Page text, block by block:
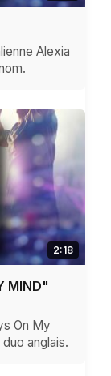
Alexia
2:18
MIND"
On My
anglais.